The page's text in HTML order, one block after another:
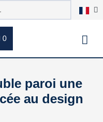
0
paroi une
au design